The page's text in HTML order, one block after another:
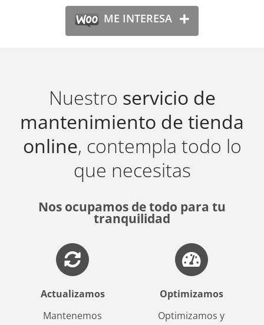
ME INTERESA
Nuestro servicio de
mantenimiento de tienda
online, contempla todo lo
que necesitas
Nos ocupamos de todo para tu
tranquilidad
Actualizamos
Mantenemos
Optimizamos
Optimizamos y